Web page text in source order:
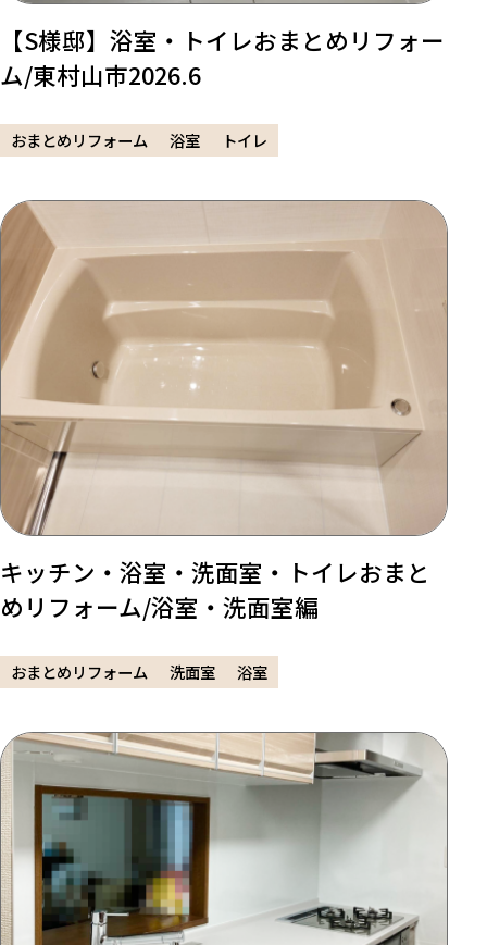
【S様邸】浴室・トイレおまとめリフォー
ム/東村山市2026.6
おまとめリフォーム 浴室 トイレ
キッチン・浴室・洗面室・トイレおまと
めリフォーム/浴室・洗面室編
おまとめリフォーム 洗面室 浴室